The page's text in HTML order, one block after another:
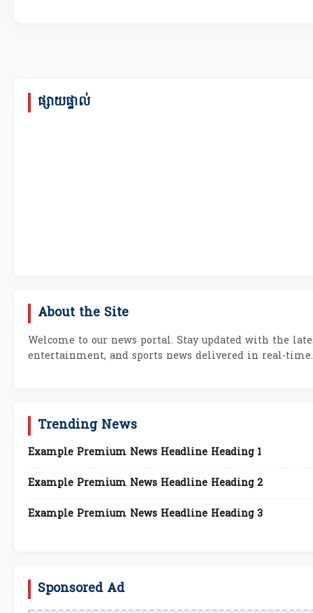
ផ្សាយផ្ទាល់
About the Site
Welcome to our news portal. Stay updated with the
entertainment, and sports news delivered in real-time.
Trending News
Example Premium News Headline Heading 1
Example Premium News Headline Heading 2
Example Premium News Headline Heading 3
Sponsored Ad